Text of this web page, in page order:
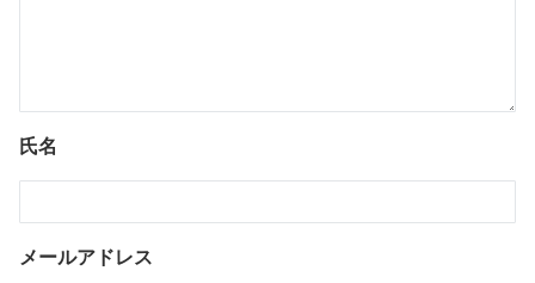
氏名
メールアドレス